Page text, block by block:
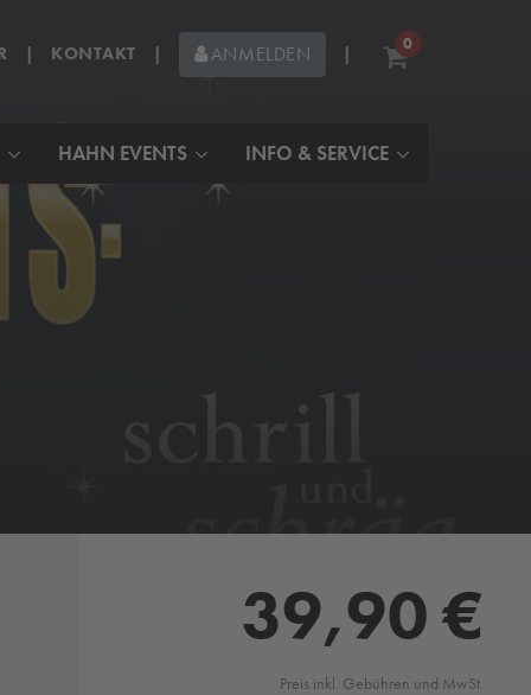
| KONTAKT | ANMELDEN | 0
HAHN EVENTS INFO & SERVICE
39,90 €
Preis inkl. Gebühren und MwSt.